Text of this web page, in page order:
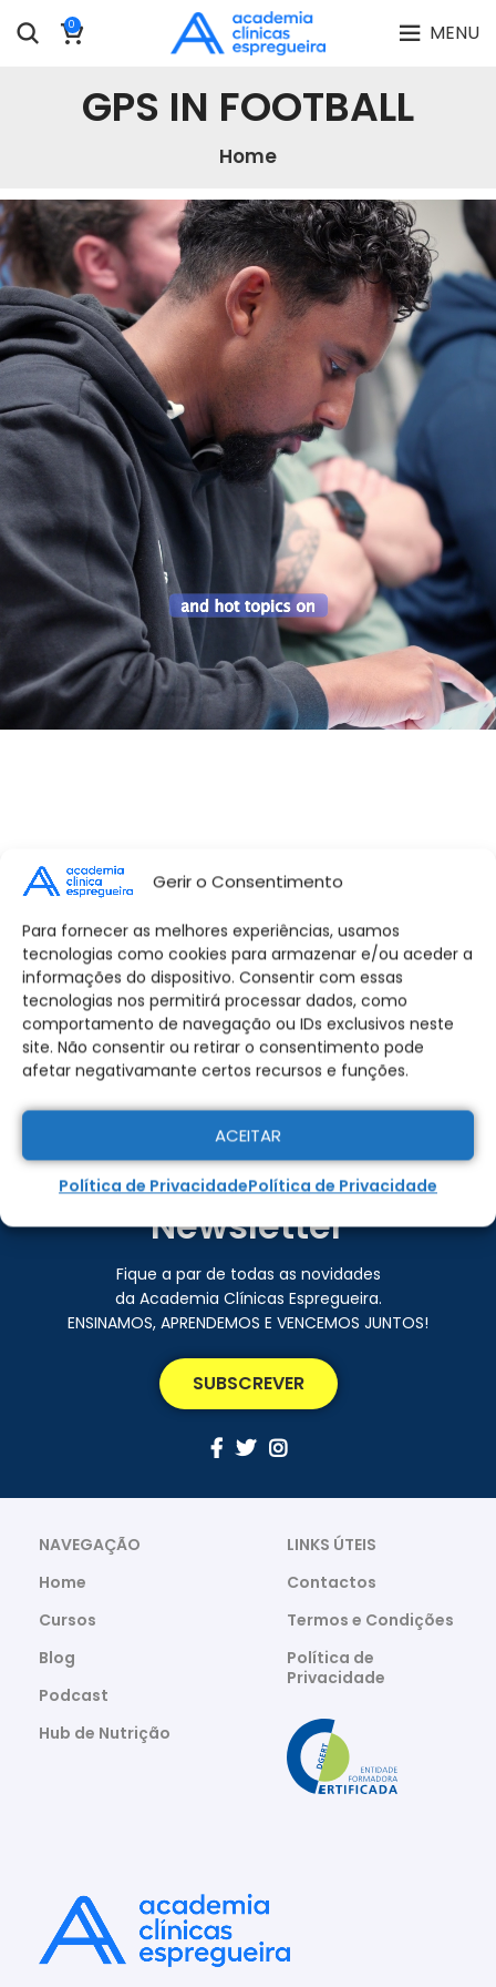
Gerir o Consentimento
Para fornecer as melhores experiências, usamos
tecnologias como cookies para armazenar e/ou aceder a
informações do dispositivo. Consentir com essas
tecnologias nos permitirá processar dados, como
comportamento de navegação ou IDs exclusivos neste
site. Não consentir ou retirar o consentimento pode
afetar negativamante certos recursos e funções.
ACEITAR
Política de PrivacidadePolítica de Privacidade
0 MENU
GPS IN FOOTBALL
Home
NAVEGAÇÃO
Home
Cursos
Blog
Podcast
Hub de Nutrição
LINKS ÚTEIS
Contactos
Termos e Condições
Política de
Privacidade
Subscreva a nossa
Newsletter
Fique a par de todas as novidades
da Academia Clínicas Espregueira.
ENSINAMOS, APRENDEMOS E VENCEMOS JUNTOS!
SUBSCREVER